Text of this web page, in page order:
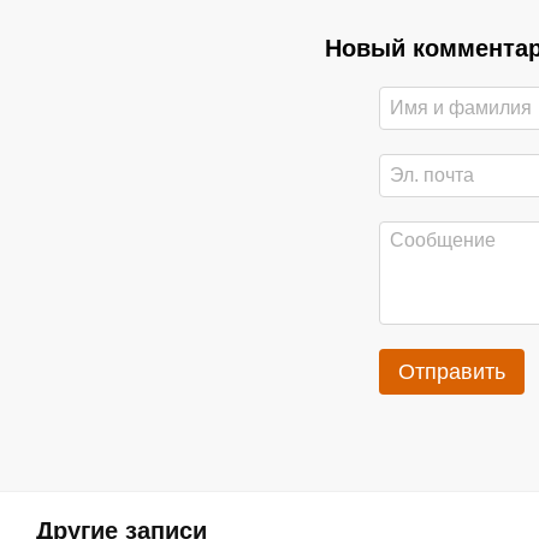
Новый
Отправить
Другие записи